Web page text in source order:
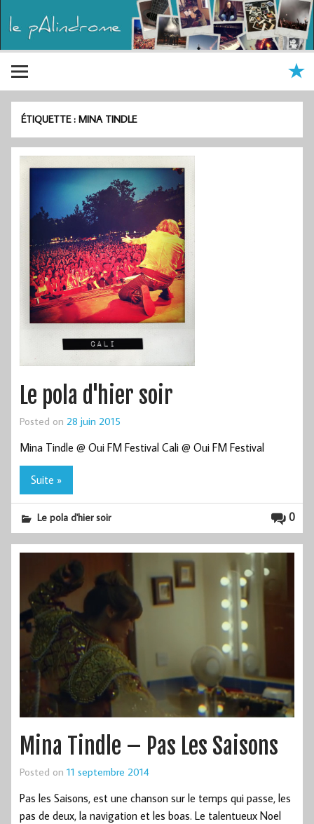
ÉTIQUETTE :MINA TINDLE
Le pola d'hier soir
Posted on 28 juin 2015
Mina Tindle @ Oui FM Festival Cali @ Oui FM Festival
Suite »
0
Le pola d'hier soir
Mina Tindle – Pas Les Saisons
Posted on 11 septembre 2014
Pas les Saisons, est une chanson sur le temps qui passe, les
pas de deux, la navigation et les boas. Le talentueux Noel